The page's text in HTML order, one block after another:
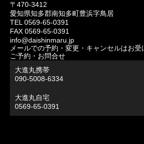
〒470-3412
愛知県知多郡南知多町豊浜字鳥居
TEL 0569-65-0391
FAX 0569-65-0391
info@daishinmaru.jp
メールでの予約・変更・キャンセルはお受
ご予約・お問合せ
大進丸携帯
090-5008-6334
大進丸自宅
0569-65-0391